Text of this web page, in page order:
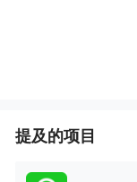
提及的项目